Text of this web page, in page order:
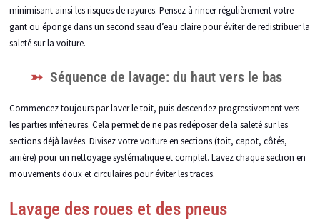
minimisant ainsi les risques de rayures. Pensez à rincer régulièrement votre
gant ou éponge dans un second seau d’eau claire pour éviter de redistribuer la
saleté sur la voiture.
Séquence de lavage: du haut vers le bas
Commencez toujours par laver le toit, puis descendez progressivement vers
les parties inférieures. Cela permet de ne pas redéposer de la saleté sur les
sections déjà lavées. Divisez votre voiture en sections (toit, capot, côtés,
arrière) pour un nettoyage systématique et complet. Lavez chaque section en
mouvements doux et circulaires pour éviter les traces.
Lavage des roues et des pneus